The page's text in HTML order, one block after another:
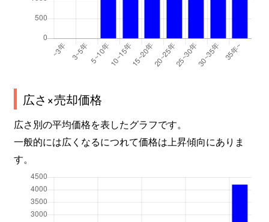
広さ×売却価格
広さ別の平均価格を表したグラフです。
一般的には広くなるにつれて価格は上昇傾向にありま
す。